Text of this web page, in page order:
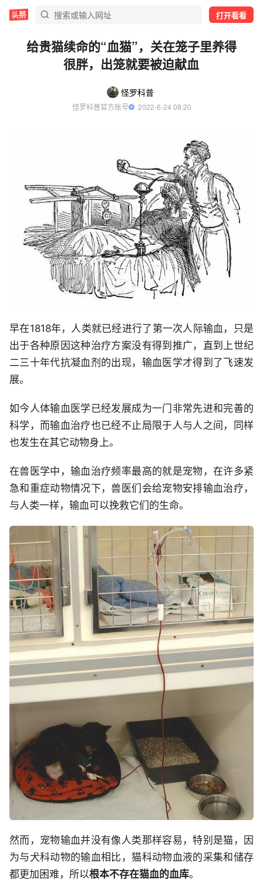
打开看看
给贵猫续命的“血猫”，关在笼子里养得
很胖，出笼就要被迫献血
怪罗科普
怪罗科普官方账号
  2022-6-24 08:20
早在1818年，人类就已经进行了第一次人际输血，只是
出于各种原因这种治疗方案没有得到推广，直到上世纪
二三十年代抗凝血剂的出现，输血医学才得到了飞速发
展。
如今人体输血医学已经发展成为一门非常先进和完善的
科学，而输血治疗也已经不止局限于人与人之间，同样
也发生在其它动物身上。
在兽医学中，输血治疗频率最高的就是宠物，在许多紧
急和重症动物情况下，兽医们会给宠物安排输血治疗，
与人类一样，输血可以挽救它们的生命。
然而，宠物输血并没有像人类那样容易，特别是猫，因
为与犬科动物的输血相比，猫科动物血液的采集和储存
都更加困难，所以根本不存在猫血的血库。